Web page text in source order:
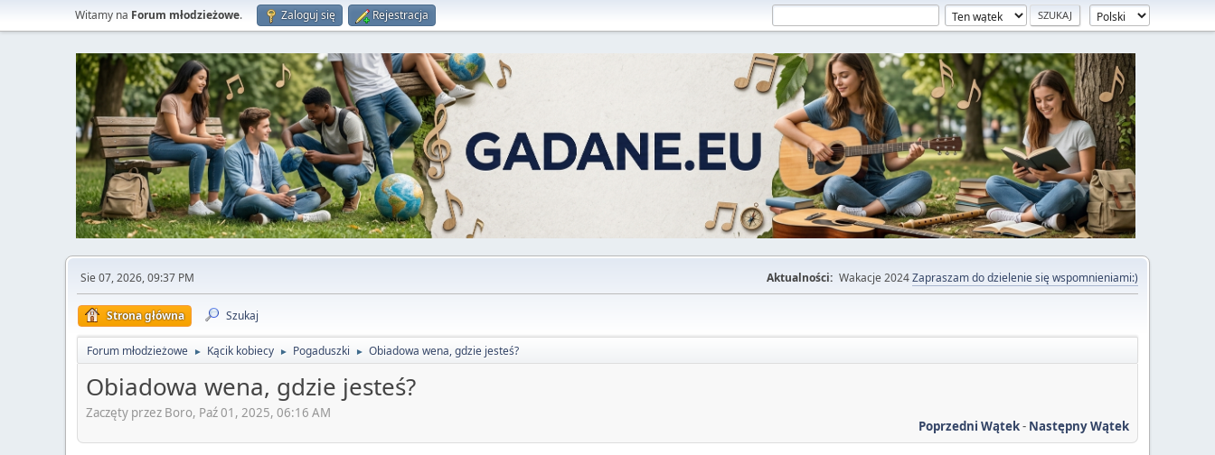
Witamy na Forum młodzieżowe. Zaloguj się Rejestracja
Sie 07, 2026, 09:37 PM Aktualności: Wakacje 2024Zapraszam do dzielenie się wspomnieniami:)
Strona główna Szukaj
Forum młodzieżowe ► Kącik kobiecy ► Pogaduszki ► Obiadowa wena, gdzie jesteś?
Obiadowa wena, gdzie jesteś?
Zaczęty przez Boro, Paź 01, 2025, 06:16 AM
Poprzedni Wątek- Następny Wątek